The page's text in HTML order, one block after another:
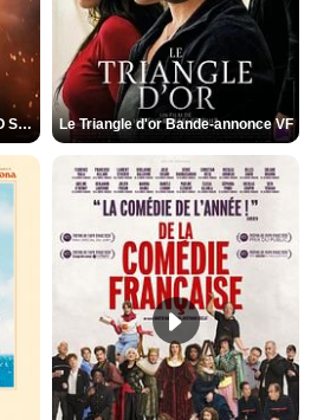
L'Odyssée Bande-annonce VO STFR Le Triangle d'or Bande-annonce VF